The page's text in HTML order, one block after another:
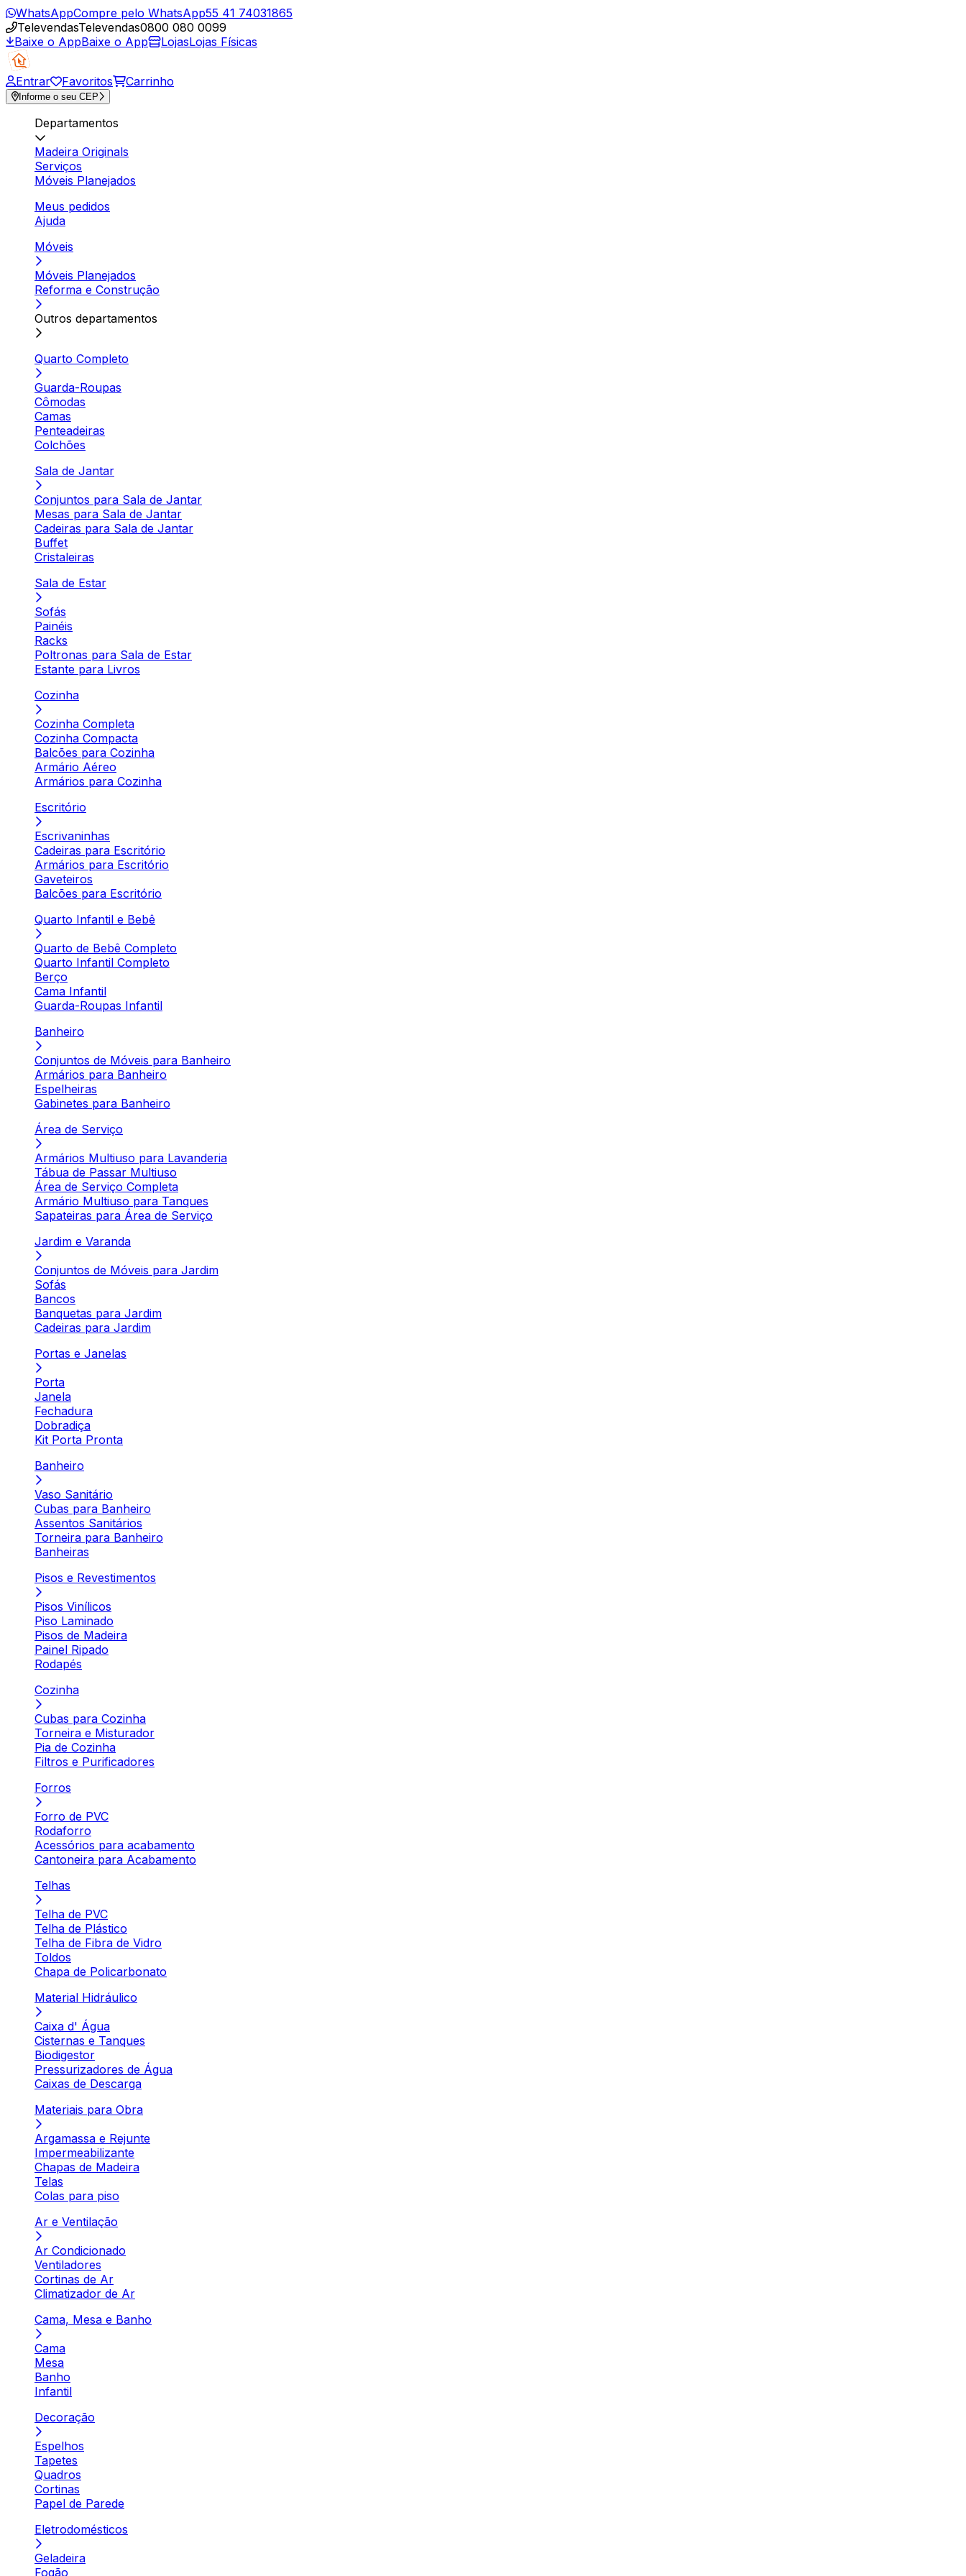
WhatsAppCompre pelo WhatsApp55 41 74031865
TelevendasTelevendas0800 080 0099
Baixe o AppBaixe o App LojasLojas Físicas
Entrar Favoritos Carrinho
Informe o seu CEP
Departamentos
Madeira Originals
Serviços
Móveis Planejados
Meus pedidos
Ajuda
Móveis
Móveis Planejados
Reforma e Construção
Outros departamentos
Quarto Completo
Guarda-Roupas
Cômodas
Camas
Penteadeiras
Colchões
Sala de Jantar
Conjuntos para Sala de Jantar
Mesas para Sala de Jantar
Cadeiras para Sala de Jantar
Buffet
Cristaleiras
Sala de Estar
Sofás
Painéis
Racks
Poltronas para Sala de Estar
Estante para Livros
Cozinha
Cozinha Completa
Cozinha Compacta
Balcões para Cozinha
Armário Aéreo
Armários para Cozinha
Escritório
Escrivaninhas
Cadeiras para Escritório
Armários para Escritório
Gaveteiros
Balcões para Escritório
Quarto Infantil e Bebê
Quarto de Bebê Completo
Quarto Infantil Completo
Berço
Cama Infantil
Guarda-Roupas Infantil
Banheiro
Conjuntos de Móveis para Banheiro
Armários para Banheiro
Espelheiras
Gabinetes para Banheiro
Área de Serviço
Armários Multiuso para Lavanderia
Tábua de Passar Multiuso
Área de Serviço Completa
Armário Multiuso para Tanques
Sapateiras para Área de Serviço
Jardim e Varanda
Conjuntos de Móveis para Jardim
Sofás
Bancos
Banquetas para Jardim
Cadeiras para Jardim
Portas e Janelas
Porta
Janela
Fechadura
Dobradiça
Kit Porta Pronta
Banheiro
Vaso Sanitário
Cubas para Banheiro
Assentos Sanitários
Torneira para Banheiro
Banheiras
Pisos e Revestimentos
Pisos Vinílicos
Piso Laminado
Pisos de Madeira
Painel Ripado
Rodapés
Cozinha
Cubas para Cozinha
Torneira e Misturador
Pia de Cozinha
Filtros e Purificadores
Forros
Forro de PVC
Rodaforro
Acessórios para acabamento
Cantoneira para Acabamento
Telhas
Telha de PVC
Telha de Plástico
Telha de Fibra de Vidro
Toldos
Chapa de Policarbonato
Material Hidráulico
Caixa d' Água
Cisternas e Tanques
Biodigestor
Pressurizadores de Água
Caixas de Descarga
Materiais para Obra
Argamassa e Rejunte
Impermeabilizante
Chapas de Madeira
Telas
Colas para piso
Ar e Ventilação
Ar Condicionado
Ventiladores
Cortinas de Ar
Climatizador de Ar
Cama, Mesa e Banho
Cama
Mesa
Banho
Infantil
Decoração
Espelhos
Tapetes
Quadros
Cortinas
Papel de Parede
Eletrodomésticos
Geladeira
Fogão